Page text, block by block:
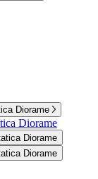
Diorame
Diorame
Diorame
Diorame